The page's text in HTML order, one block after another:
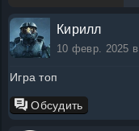
Кирилл
10 февр. 2025
Игра топ
Обсудить